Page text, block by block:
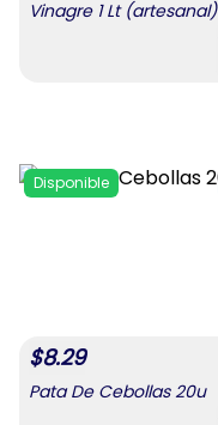
Vinagre 1 Lt (artesanal)
Disponible
$8.29
Pata De Cebollas 20u